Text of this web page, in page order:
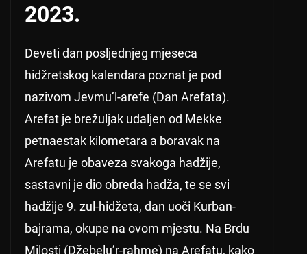
2023.
Deveti dan posljednjeg mjeseca
hidžretskog kalendara poznat je pod
nazivom Jevmu’l-arefe (Dan Arefata).
Arefat je brežuljak udaljen od Mekke
petnaestak kilometara a boravak na
Arefatu je obaveza svakoga hadžije,
sastavni je dio obreda hadža, te se svi
hadžije 9. zul-hidžeta, dan uoči Kurban-
bajrama, okupe na ovom mjestu. Na Brdu
Milosti (Džebelu’r-rahme) na Arefatu, kako